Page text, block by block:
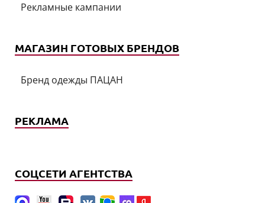
Рекламные кампании
МАГАЗИН ГОТОВЫХ БРЕНДОВ
Бренд одежды ПАЦАН
РЕКЛАМА
СОЦСЕТИ АГЕНТСТВА